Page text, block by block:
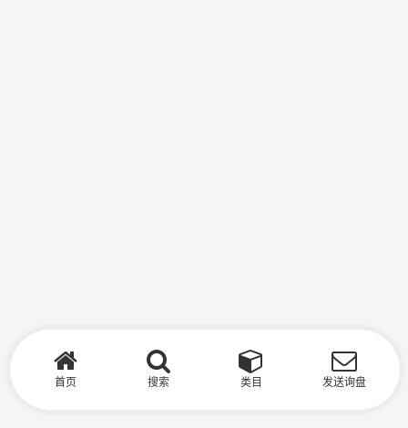
首页 搜索 类目 发送询盘